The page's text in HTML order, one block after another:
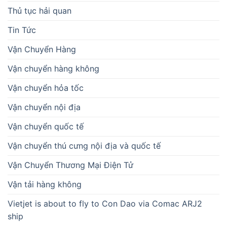
Thủ tục hải quan
Tin Tức
Vận Chuyển Hàng
Vận chuyển hàng không
Vận chuyển hỏa tốc
Vận chuyển nội địa
Vận chuyển quốc tế
Vận chuyển thú cưng nội địa và quốc tế
Vận Chuyển Thương Mại Điện Tử
Vận tải hàng không
Vietjet is about to fly to Con Dao via Comac ARJ2
ship